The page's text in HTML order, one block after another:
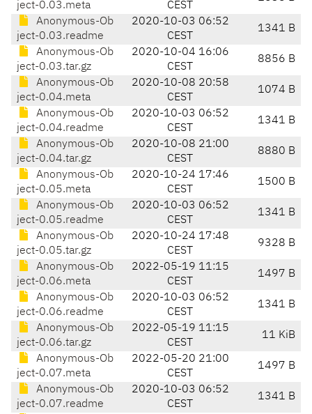
ject-0.03.meta
CEST
Anonymous-Ob
ject-0.03.readme
2020-10-03 06:52
CEST
1341 B
Anonymous-Ob
ject-0.03.tar.gz
2020-10-04 16:06
CEST
8856 B
Anonymous-Ob
ject-0.04.meta
2020-10-08 20:58
CEST
1074 B
Anonymous-Ob
ject-0.04.readme
2020-10-03 06:52
CEST
1341 B
Anonymous-Ob
ject-0.04.tar.gz
2020-10-08 21:00
CEST
8880 B
Anonymous-Ob
ject-0.05.meta
2020-10-24 17:46
CEST
1500 B
Anonymous-Ob
ject-0.05.readme
2020-10-03 06:52
CEST
1341 B
Anonymous-Ob
ject-0.05.tar.gz
2020-10-24 17:48
CEST
9328 B
Anonymous-Ob
ject-0.06.meta
2022-05-19 11:15
CEST
1497 B
Anonymous-Ob
ject-0.06.readme
2020-10-03 06:52
CEST
1341 B
Anonymous-Ob
ject-0.06.tar.gz
2022-05-19 11:15
CEST
11 KiB
Anonymous-Ob
ject-0.07.meta
2022-05-20 21:00
CEST
1497 B
Anonymous-Ob
ject-0.07.readme
2020-10-03 06:52
CEST
1341 B